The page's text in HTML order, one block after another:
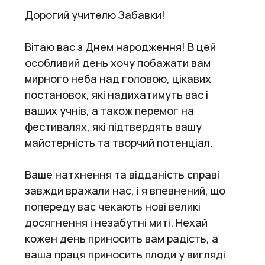
Дорогий учителю Забавки!
Вітаю вас з Днем народження! В цей
особливий день хочу побажати вам
мирного неба над головою, цікавих
постановок, які надихатимуть вас і
ваших учнів, а також перемог на
фестивалях, які підтвердять вашу
майстерність та творчий потенціал.
Ваше натхнення та відданість справі
завжди вражали нас, і я впевнений, що
попереду вас чекають нові великі
досягнення і незабутні миті. Нехай
кожен день приносить вам радість, а
ваша праця приносить плоди у вигляді